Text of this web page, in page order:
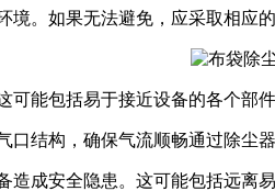
。如果无法避免，应采取相应
可能包括易于接近设备的各个部
口结构，确保气流顺畅通过除尘
造成安全隐患。这可能包括远离